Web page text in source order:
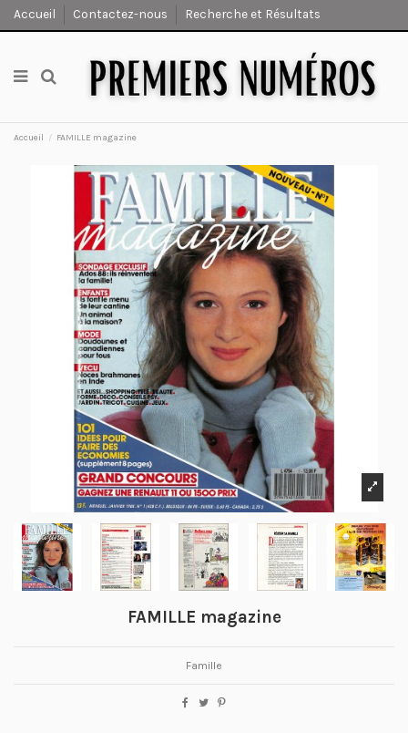
Accueil Contactez-nous Recherche et Résultats
Accueil FAMILLE magazine
FAMILLE magazine
Famille